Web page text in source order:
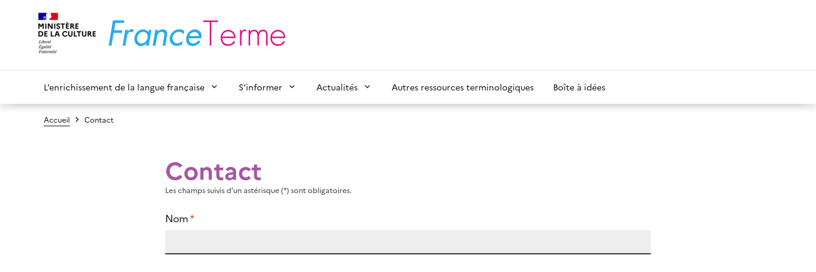
L’enrichissement de la langue française S’informer Actualités Autres ressources terminologiques Boîte à idées
Accueil Contact
Contact
Les champs suivis d’un astérisque (*) sont obligatoires.
Nom*